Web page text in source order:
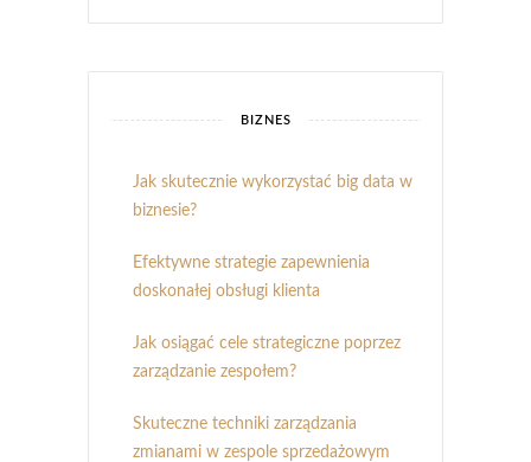
BIZNES
Jak skutecznie wykorzystać big data w
biznesie?
Efektywne strategie zapewnienia
doskonałej obsługi klienta
Jak osiągać cele strategiczne poprzez
zarządzanie zespołem?
Skuteczne techniki zarządzania
zmianami w zespole sprzedażowym